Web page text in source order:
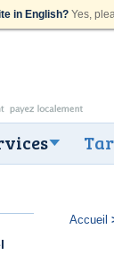
in English? Yes,
Accueil